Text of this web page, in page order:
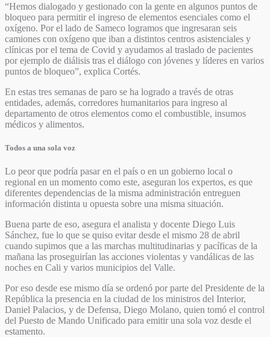
“Hemos dialogado y gestionado con la gente en algunos puntos de
bloqueo para permitir el ingreso de elementos esenciales como el
oxígeno. Por el lado de Sameco logramos que ingresaran seis
camiones con oxígeno que iban a distintos centros asistenciales y
clínicas por el tema de Covid y ayudamos al traslado de pacientes
por ejemplo de diálisis tras el diálogo con jóvenes y líderes en varios
puntos de bloqueo”, explica Cortés.
En estas tres semanas de paro se ha logrado a través de otras
entidades, además, corredores humanitarios para ingreso al
departamento de otros elementos como el combustible, insumos
médicos y alimentos.
Todos a una sola voz
Lo peor que podría pasar en el país o en un gobierno local o
regional en un momento como este, aseguran los expertos, es que
diferentes dependencias de la misma administración entreguen
información distinta u opuesta sobre una misma situación.
Buena parte de eso, asegura el analista y docente Diego Luis
Sánchez, fue lo que se quiso evitar desde el mismo 28 de abril
cuando supimos que a las marchas multitudinarias y pacíficas de la
mañana las proseguirían las acciones violentas y vandálicas de las
noches en Cali y varios municipios del Valle.
Por eso desde ese mismo día se ordenó por parte del Presidente de la
República la presencia en la ciudad de los ministros del Interior,
Daniel Palacios, y de Defensa, Diego Molano, quien tomó el control
del Puesto de Mando Unificado para emitir una sola voz desde el
estamento.